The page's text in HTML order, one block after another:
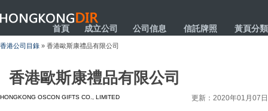
HONGKONGDIR
首頁 成立公司 公司信息 信託牌照 黃頁分類
香港公司目錄 » 香港歐斯康禮品有限公司
香港歐斯康禮品有限公司
HONGKONG OSCON GIFTS CO., LIMITED 更新：2020年01月07日